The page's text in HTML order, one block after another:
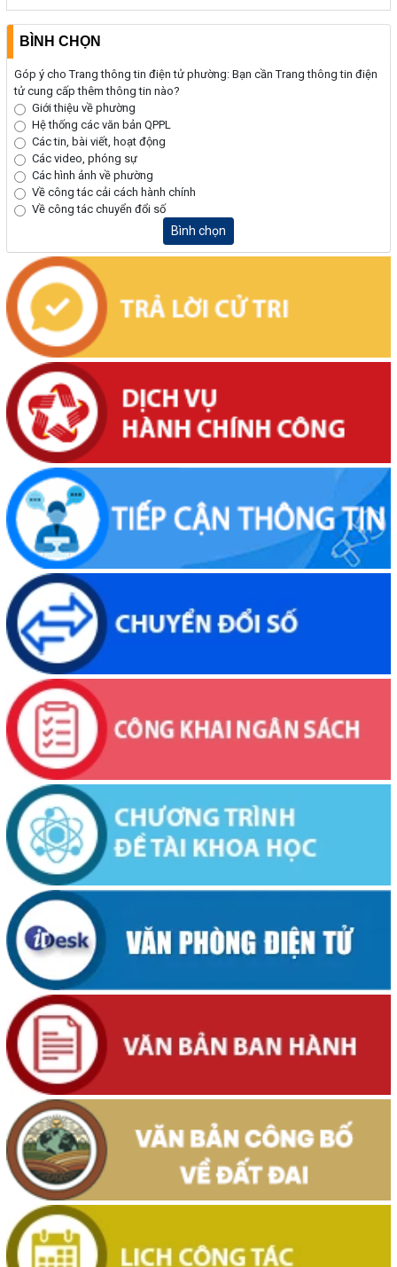
BÌNH CHỌN
Góp ý cho Trang thông tin điện tử phường: Bạn cần Trang thông tin điện
tử cung cấp thêm thông tin nào?
Giới thiệu về phường
Hệ thống các văn bản QPPL
Các tin, bài viết, hoạt động
Các video, phóng sự
Các hình ảnh về phường
Về công tác cải cách hành chính
Về công tác chuyển đổi số
Bình chọn